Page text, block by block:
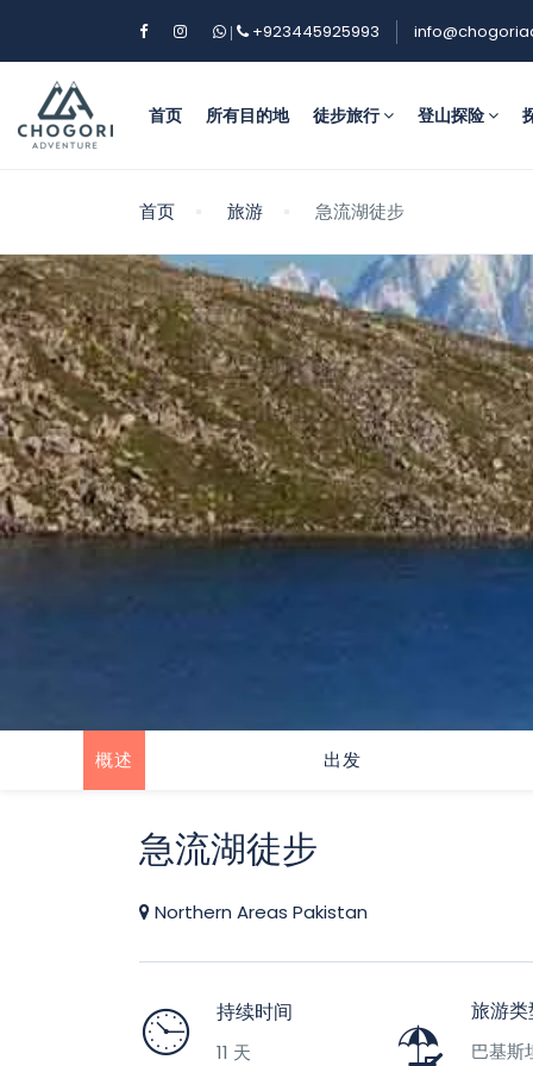
| +923445925993
首页 所有目的地 徒步旅行 登山探险
首页 旅游 急流湖徒步
概述 出发
急流湖徒步
Northern Areas Pakistan
持续时间
11 天
旅游类
巴基斯